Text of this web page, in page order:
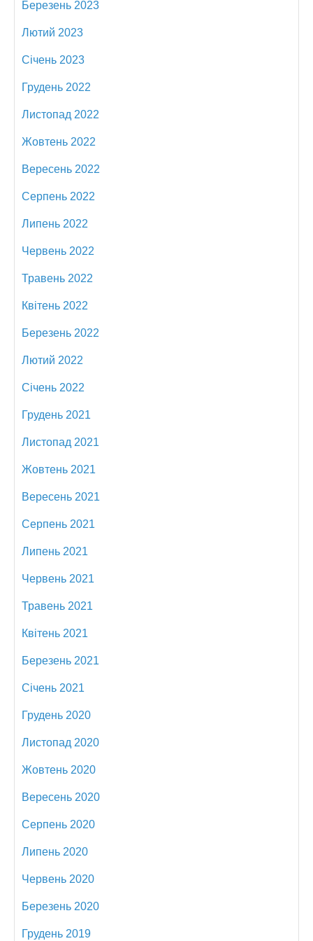
Березень 2023
Лютий 2023
Січень 2023
Грудень 2022
Листопад 2022
Жовтень 2022
Вересень 2022
Серпень 2022
Липень 2022
Червень 2022
Травень 2022
Квітень 2022
Березень 2022
Лютий 2022
Січень 2022
Грудень 2021
Листопад 2021
Жовтень 2021
Вересень 2021
Серпень 2021
Липень 2021
Червень 2021
Травень 2021
Квітень 2021
Березень 2021
Січень 2021
Грудень 2020
Листопад 2020
Жовтень 2020
Вересень 2020
Серпень 2020
Липень 2020
Червень 2020
Березень 2020
Грудень 2019